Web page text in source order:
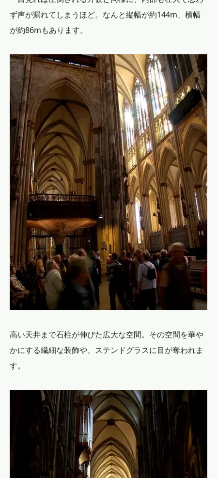
ず声が漏れてしまうほど。なんと縦幅が約144m、横幅
が約86mもあります。
高い天井まで石柱が伸びた広大な空間。その空間を華や
かにする繊細な装飾や、ステンドグラスに目が奪われま
す。